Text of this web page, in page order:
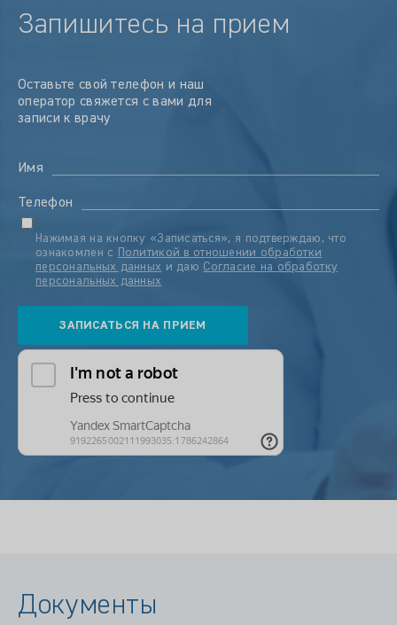
Запишитесь на прием
Оставьте свой телефон и наш
оператор свяжется с вами для
записи к врачу
Имя
Телефон
Нажимая на кнопку «Записаться», я подтверждаю, что
ознакомлен с
Политикой в отношении обработки
персональных данных и даю Согласие на обработку
персональных данных
Документы